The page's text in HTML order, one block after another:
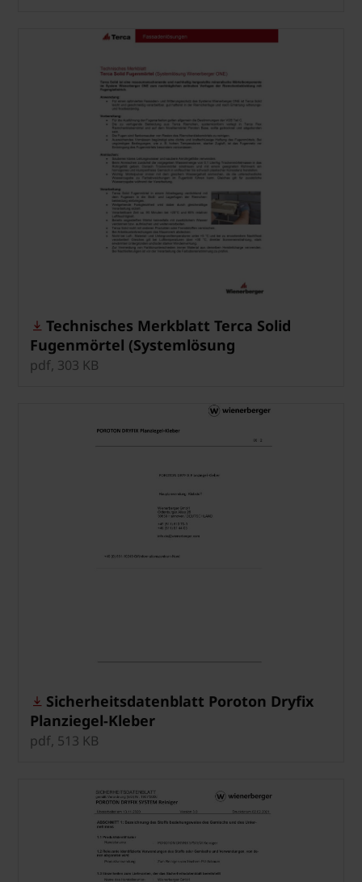
Technisches Merkblatt Terca Solid
Fugenmörtel (Systemlösung
Wienerberger ONE)
pdf, 303 KB
Sicherheitsdatenblatt Poroton Dryfix
Planziegel-Kleber
pdf, 513 KB